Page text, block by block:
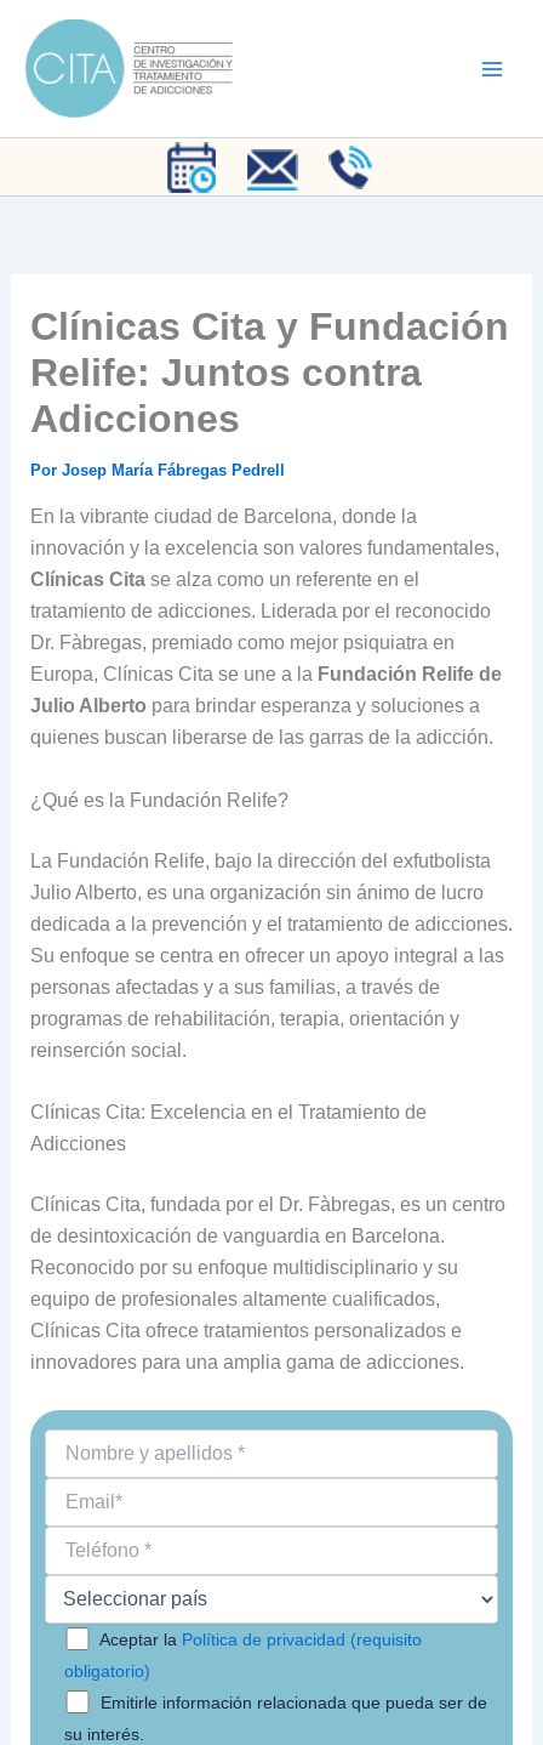
contenido
Clínicas Cita y Fundación
Relife: Juntos contra
Adicciones
Por Josep María Fábregas Pedrell
En la vibrante ciudad de Barcelona, donde la
innovación y la excelencia son valores fundamentales,
Clínicas Citase alza como un referente en el
tratamiento de adicciones. Liderada por el reconocido
Dr. Fàbregas, premiado como mejor psiquiatra en
Europa, Clínicas Cita se une a la Fundación Relife de
Julio Alberto para brindar esperanza y soluciones a
quienes buscan liberarse de las garras de la adicción.
¿Qué es la Fundación Relife?
La Fundación Relife, bajo la dirección del exfutbolista
Julio Alberto, es una organización sin ánimo de lucro
dedicada a la prevención y el tratamiento de adicciones.
Su enfoque se centra en ofrecer un apoyo integral a las
personas afectadas y a sus familias, a través de
programas de rehabilitación, terapia, orientación y
reinserción social.
Clínicas Cita: Excelencia en el Tratamiento de
Adicciones
Clínicas Cita, fundada por el Dr. Fàbregas, es un centro
de desintoxicación de vanguardia en Barcelona.
Reconocido por su enfoque multidisciplinario y su
equipo de profesionales altamente cualificados,
Clínicas Cita ofrece tratamientos personalizados e
innovadores para una amplia gama de adicciones.
Aceptar la Política de privacidad (requisito
obligatorio)
Emitirle información relacionada que pueda ser de
su interés.